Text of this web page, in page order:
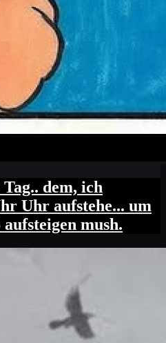
dem, ich
Uhr aufstehe... um
mush.